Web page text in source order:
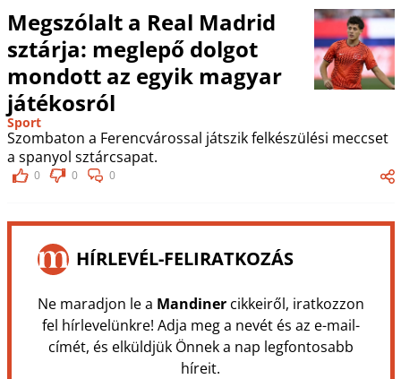
Megszólalt a Real Madrid
sztárja: meglepő dolgot
mondott az egyik magyar
játékosról
Sport
Szombaton a Ferencvárossal játszik felkészülési meccset
a spanyol sztárcsapat.
0 0 0
HÍRLEVÉL-FELIRATKOZÁS
Ne maradjon le a Mandinercikkeiről, iratkozzon
fel hírlevelünkre! Adja meg a nevét és az e-mail-
címét, és elküldjük Önnek a nap legfontosabb
híreit.